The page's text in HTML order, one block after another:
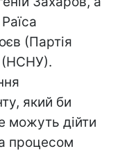
(Партія
(НСНУ).
який би
можуть дійти
процесом